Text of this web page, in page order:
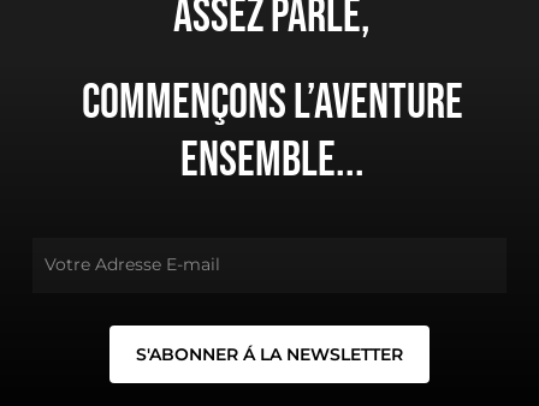
Assez parlé,
Commençons l’aventure
ensemble...